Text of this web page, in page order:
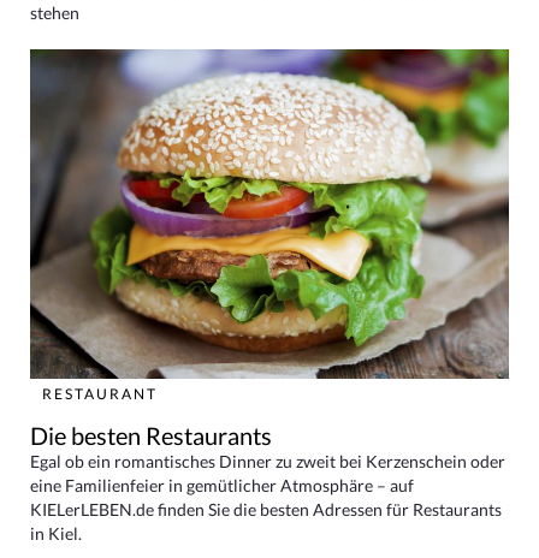
stehen
RESTAURANT
Die besten Restaurants
Egal ob ein romantisches Dinner zu zweit bei Kerzenschein oder
eine Familienfeier in gemütlicher Atmosphäre – auf
KIELerLEBEN.de finden Sie die besten Adressen für Restaurants
in Kiel.